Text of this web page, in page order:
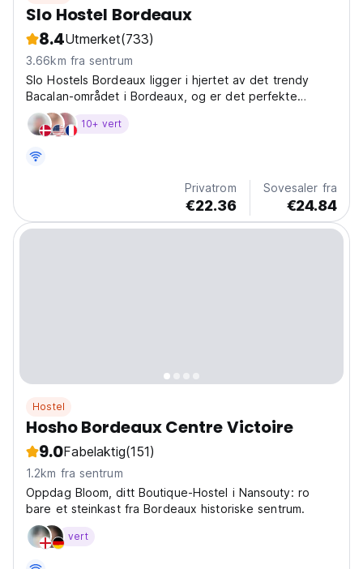
Slo Hostel Bordeaux
8.4Utmerket(733)
3.66km fra sentrum
Slo Hostels Bordeaux ligger i hjertet av det trendy
Bacalan-området i Bordeaux, og er det perfekte
utgangspunktet for å oppdage denne vakre byen og
omegnene. Med en autentisk, lokal og personlig
familier,...
10+ vert
Privatrom
€22.36
Sovesaler fra
€24.84
Hostel
Hosho Bordeaux Centre Victoire
9.0Fabelaktig(151)
1.2km fra sentrum
Oppdag Bloom, ditt Boutique-Hostel i Nansouty: ro
bare et steinkast fra Bordeaux historiske sentrum.
vert